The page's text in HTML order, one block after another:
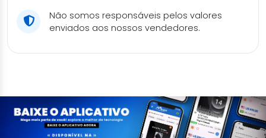
Não somos responsáveis pelos valores
enviados aos nossos vendedores.